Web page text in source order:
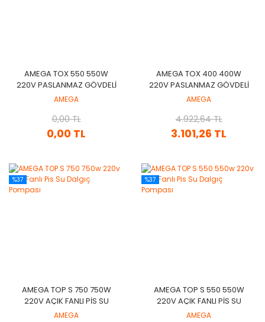
AMEGA TOX 550 550W
220V PASLANMAZ GÖVDELI
DALGIÇ POMPA
AMEGA
0,00 TL
0,00 TL
AMEGA TOX 400 400W
220V PASLANMAZ GÖVDELI
DALGIÇ POMPA
AMEGA
3.101,26 TL
4.922,64 TL
%37
AMEGA TOP S 750 750W
220V AÇIK FANLI PIS SU
DALGIÇ POMPASI
AMEGA
%37
AMEGA TOP S 550 550W
220V AÇIK FANLI PIS SU
DALGIÇ POMPASI
AMEGA